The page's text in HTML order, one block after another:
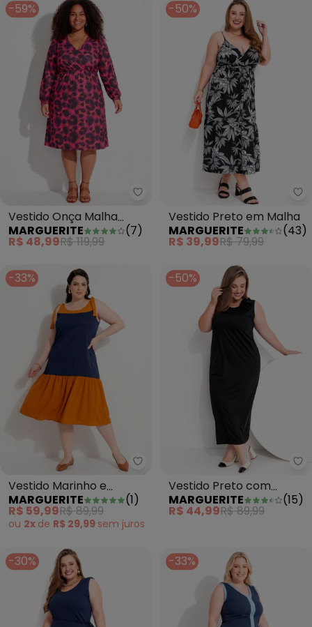
-59%
Marguerite - Vestido Onça
Vestido Onça Malha
Crepe Transpassado Plus
Size
MARGUERITE (7)
R$ 48,99R$ 119,99
-50%
Vestido Preto em Malha
MARGUERITE
(43)
R$ 39,99R$ 79,99
-33%
Marguerite - Vestido Marinho
Vestido Marinho e
Caramelo em Malha
MARGUERITE (1)
R$ 59,99R$ 89,99
ou 2x de R$ 29,99 sem juros
-50%
Vestido Preto com
Aplique de Flor
MARGUERITE (15)
R$ 44,99R$ 89,99
-30% -33%